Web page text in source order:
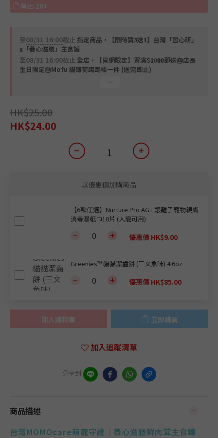
售出 20+
至08/31 16:00截止 指定商品，【限時買𝟑送𝟏】台灣「哲心研」
𝐱「養心滋膳」主食罐
至08/31 16:00截止 全店，【官網限定】買滿$𝟏𝟎𝟎𝟎即送🎂店長
生日限定🎂Mofu 貓薄荷踢踢棒一件 (送完即止)
HK$25.00
HK$24.00
以優惠價加購商品
【6款任選】Nurture Pro AG+ 銀離子寵物親膚
消毒濕紙巾10片 (人寵可用)
優惠價 HK$9.00
Greenies™ 貓貓潔齒餅 (三文魚味) 4.6oz
優惠價 HK$85.00
加入購物車 立即購買
加入追蹤清單
分享到
商品描述
台灣MOMOcare萌寵守護｜養心滋膳鮮肉茸主食罐